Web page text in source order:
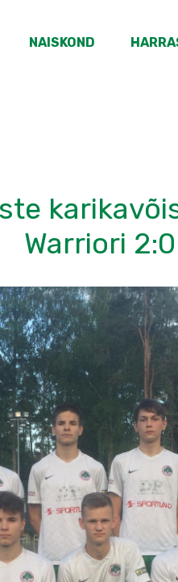
NAISKOND
Warriori 2:0